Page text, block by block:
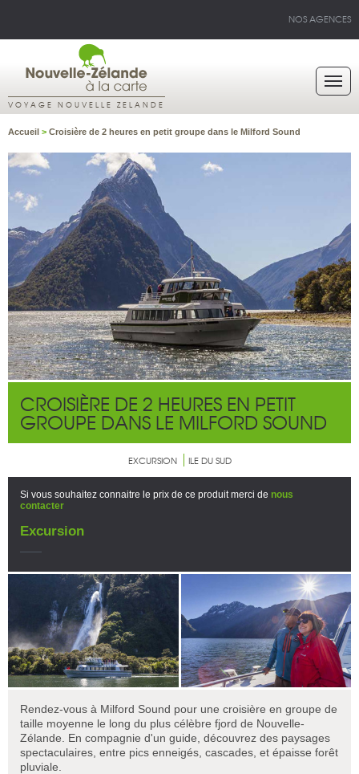
NOS AGENCES
VOYAGE NOUVELLE ZELANDE
Accueil > Croisière de 2 heures en petit groupe dans le Milford Sound
CROISIÈRE DE 2 HEURES EN PETIT
GROUPE DANS LE MILFORD SOUND
EXCURSION ILE DU SUD
Si vous souhaitez connaitre le prix de ce produit merci de nous
contacter
Excursion
Rendez-vous à Milford Sound pour une croisière en groupe de
taille moyenne le long du plus célèbre fjord de Nouvelle-
Zélande. En compagnie d'un guide, découvrez des paysages
spectaculaires, entre pics enneigés, cascades, et épaisse forêt
pluviale.